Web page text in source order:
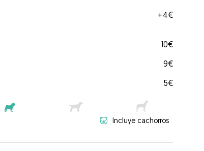
+4€
10€
9€
5€
Incluye cachorros